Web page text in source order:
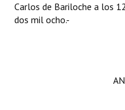
Carlos de Bariloche a los
dos mil ocho.-